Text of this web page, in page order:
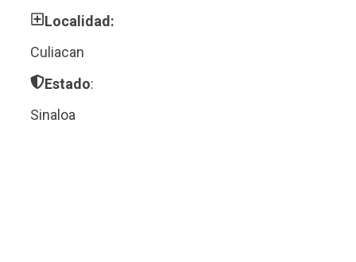
Localidad:
Culiacan
Estado:
Sinaloa